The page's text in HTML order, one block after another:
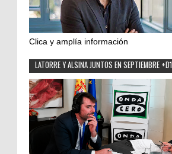
Clica y amplía información
LATORRE Y ALSINA JUNTOS EN SEPTIEMBRE +D1